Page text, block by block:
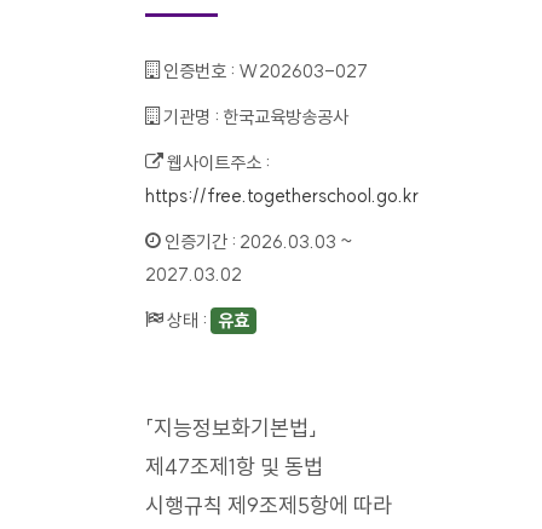
인증번호 : W202603-027
기관명 : 한국교육방송공사
웹사이트주소 :
https://free.togetherschool.go.kr
인증기간 : 2026.03.03 ~
2027.03.02
상태 : 유효
「지능정보화기본법」
제47조제1항 및 동법
시행규칙 제9조제5항에 따라